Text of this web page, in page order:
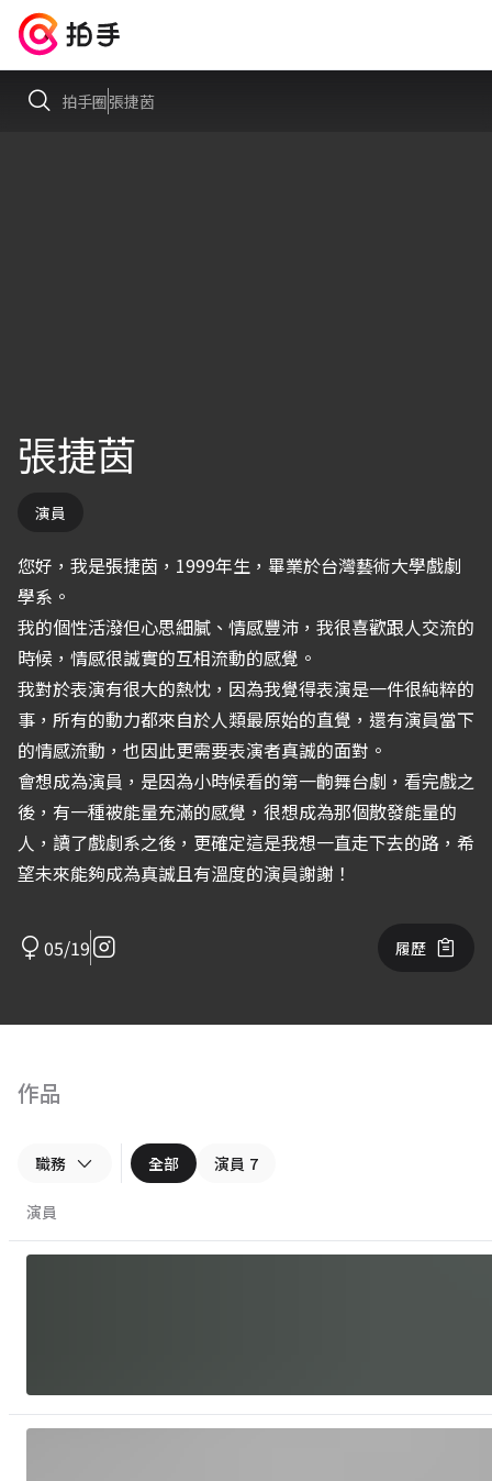
拍手圈張捷茵
張捷茵
演員
您好，我是張捷茵，1999年生，畢業於台灣藝術大學戲劇
學系。
我的個性活潑但心思細膩、情感豐沛，我很喜歡跟人交流的
時候，情感很誠實的互相流動的感覺。
我對於表演有很大的熱忱，因為我覺得表演是一件很純粹的
事，所有的動力都來自於人類最原始的直覺，還有演員當下
的情感流動，也因此更需要表演者真誠的面對。
會想成為演員，是因為小時候看的第一齣舞台劇，看完戲之
後，有一種被能量充滿的感覺，很想成為那個散發能量的
人，讀了戲劇系之後，更確定這是我想一直走下去的路，希
望未來能夠成為真誠且有溫度的演員謝謝！
05/19 履歷
作品
職務 全部 演員 7
演員